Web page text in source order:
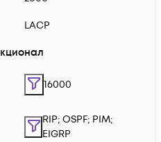
LACP
16000
RIP; OSPF; PIM;
EIGRP